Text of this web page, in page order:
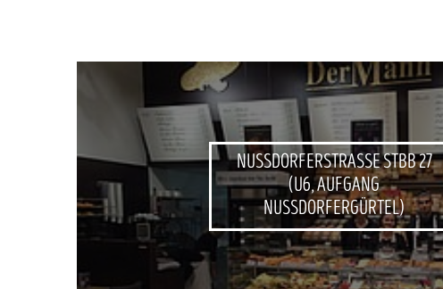
NUSSDORFERSTRASSE STBB 27
(U6, AUFGANG
NUSSDORFERGÜRTEL)